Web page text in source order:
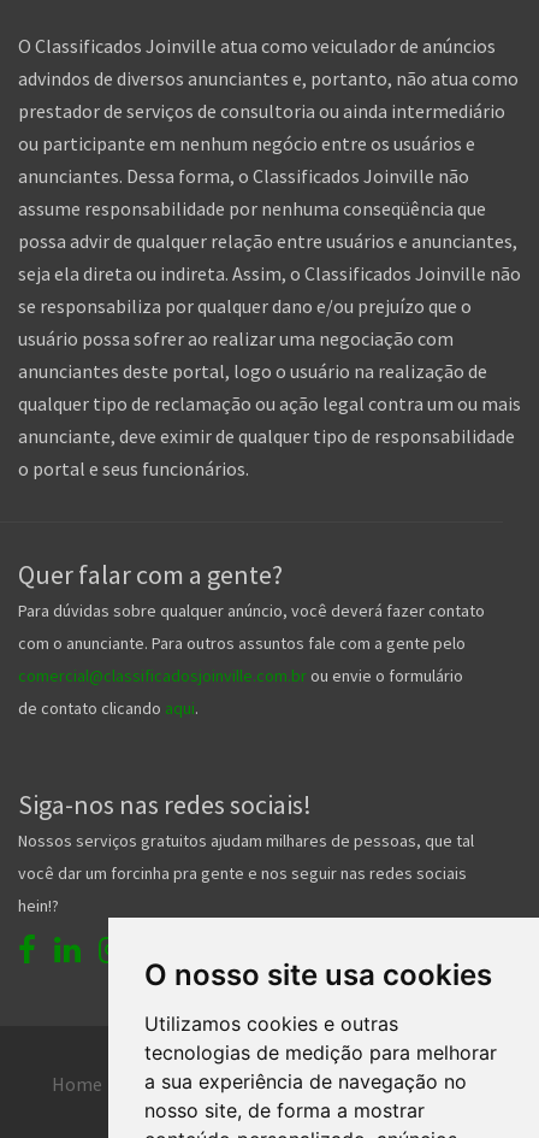
O nosso site usa cookies
Utilizamos cookies e outras
tecnologias de medição para melhorar
a sua experiência de navegação no
nosso site, de forma a mostrar
O Classificados Joinville atua como veiculador de anúncios
advindos de diversos anunciantes e, portanto, não atua como
prestador de serviços de consultoria ou ainda intermediário
ou participante em nenhum negócio entre os usuários e
anunciantes. Dessa forma, o Classificados Joinville não
assume responsabilidade por nenhuma conseqüência que
possa advir de qualquer relação entre usuários e anunciantes,
seja ela direta ou indireta. Assim, o Classificados Joinville não
se responsabiliza por qualquer dano e/ou prejuízo que o
usuário possa sofrer ao realizar uma negociação com
anunciantes deste portal, logo o usuário na realização de
qualquer tipo de reclamação ou ação legal contra um ou mais
anunciante, deve eximir de qualquer tipo de responsabilidade
o portal e seus funcionários.
Quer falar com a gente?
Para dúvidas sobre qualquer anúncio, você deverá fazer contato
com o anunciante. Para outros assuntos fale com a gente pelo
comercial@classificadosjoinville.com.br ou envie o formulário
de contato clicando aqui.
Siga-nos nas redes sociais!
Nossos serviços gratuitos ajudam milhares de pessoas, que tal
você dar um forcinha pra gente e nos seguir nas redes sociais
hein!?
Home Entrar Faça seu cadastro